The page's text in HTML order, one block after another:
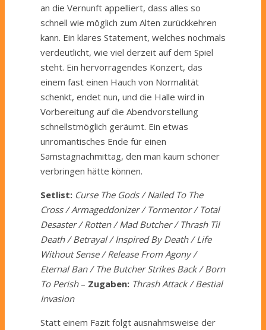
an die Vernunft appelliert, dass alles so
schnell wie möglich zum Alten zurückkehren
kann. Ein klares Statement, welches nochmals
verdeutlicht, wie viel derzeit auf dem Spiel
steht. Ein hervorragendes Konzert, das
einem fast einen Hauch von Normalität
schenkt, endet nun, und die Halle wird in
Vorbereitung auf die Abendvorstellung
schnellstmöglich geräumt. Ein etwas
unromantisches Ende für einen
Samstagnachmittag, den man kaum schöner
verbringen hätte können.
Setlist: Curse The Gods / Nailed To The
Cross / Armageddonizer / Tormentor / Total
Desaster / Rotten / Mad Butcher / Thrash Til
Death / Betrayal / Inspired By Death / Life
Without Sense / Release From Agony /
Eternal Ban / The Butcher Strikes Back / Born
To Perish– Zugaben: Thrash Attack / Bestial
Invasion
Statt einem Fazit folgt ausnahmsweise der